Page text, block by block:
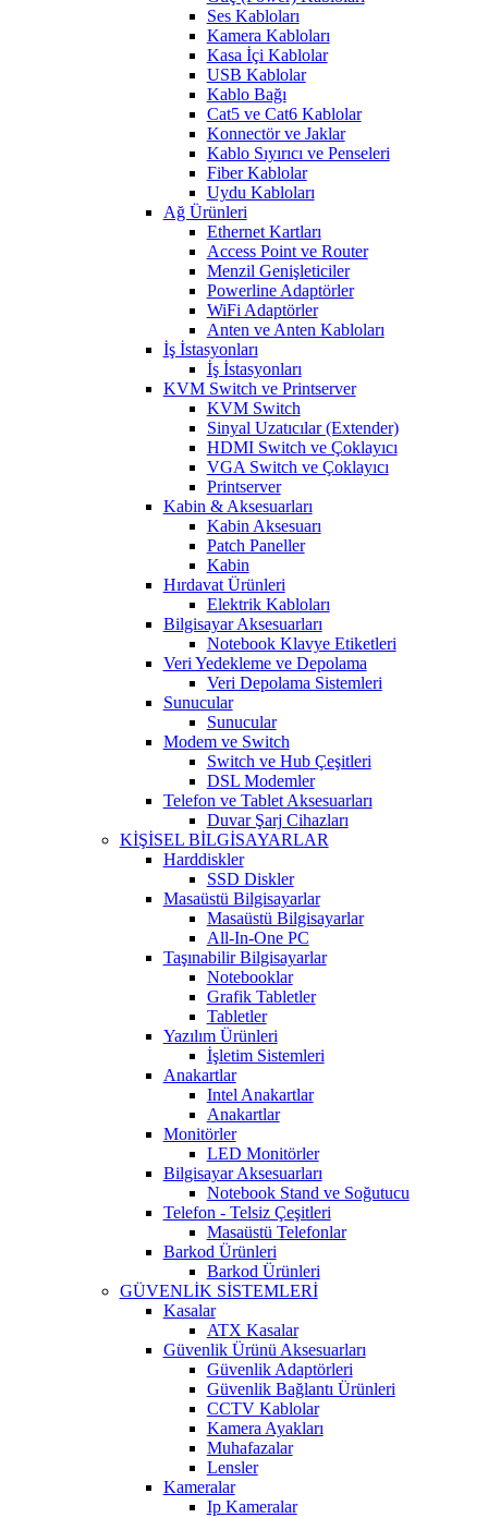
Ses Kabloları
Kamera Kabloları
Kasa İçi Kablolar
USB Kablolar
Kablo Bağı
Cat5 ve Cat6 Kablolar
Konnectör ve Jaklar
Kablo Sıyırıcı ve Penseleri
Fiber Kablolar
Uydu Kabloları
Ağ Ürünleri
Ethernet Kartları
Access Point ve Router
Menzil Genişleticiler
Powerline Adaptörler
WiFi Adaptörler
Anten ve Anten Kabloları
İş İstasyonları
İş İstasyonları
KVM Switch ve Printserver
KVM Switch
Sinyal Uzatıcılar (Extender)
HDMI Switch ve Çoklayıcı
VGA Switch ve Çoklayıcı
Printserver
Kabin & Aksesuarları
Kabin Aksesuarı
Patch Paneller
Kabin
Hırdavat Ürünleri
Elektrik Kabloları
Bilgisayar Aksesuarları
Notebook Klavye Etiketleri
Veri Yedekleme ve Depolama
Veri Depolama Sistemleri
Sunucular
Sunucular
Modem ve Switch
Switch ve Hub Çeşitleri
DSL Modemler
Telefon ve Tablet Aksesuarları
Duvar Şarj Cihazları
KİŞİSEL BİLGİSAYARLAR
Harddiskler
SSD Diskler
Masaüstü Bilgisayarlar
Masaüstü Bilgisayarlar
All-In-One PC
Taşınabilir Bilgisayarlar
Notebooklar
Grafik Tabletler
Tabletler
Yazılım Ürünleri
İşletim Sistemleri
Anakartlar
Intel Anakartlar
Anakartlar
Monitörler
LED Monitörler
Bilgisayar Aksesuarları
Notebook Stand ve Soğutucu
Telefon - Telsiz Çeşitleri
Masaüstü Telefonlar
Barkod Ürünleri
Barkod Ürünleri
GÜVENLİK SİSTEMLERİ
Kasalar
ATX Kasalar
Güvenlik Ürünü Aksesuarları
Güvenlik Adaptörleri
Güvenlik Bağlantı Ürünleri
CCTV Kablolar
Kamera Ayakları
Muhafazalar
Lensler
Kameralar
Ip Kameralar